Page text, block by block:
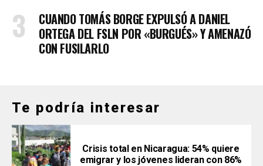
CUANDO TOMÁS BORGE EXPULSÓ A DANIEL
ORTEGA DEL FSLN POR «BURGUÉS» Y AMENAZÓ
CON FUSILARLO
Te podría interesar
Crisis total en Nicaragua: 54% quiere
emigrar y los jóvenes lideran con 86%